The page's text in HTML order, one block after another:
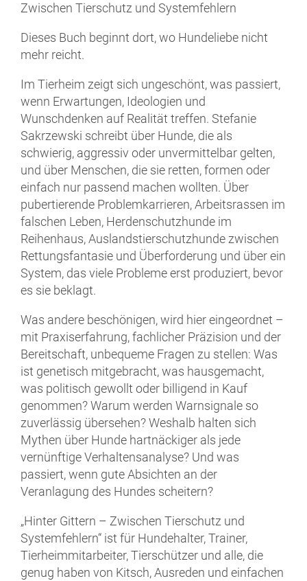
Zwischen Tierschutz und Systemfehlern
Dieses Buch beginnt dort, wo Hundeliebe nicht
mehr reicht.
Im Tierheim zeigt sich ungeschönt, was passiert,
wenn Erwartungen, Ideologien und
Wunschdenken auf Realität treffen. Stefanie
Sakrzewski schreibt über Hunde, die als
schwierig, aggressiv oder unvermittelbar gelten,
und über Menschen, die sie retten, formen oder
einfach nur passend machen wollten. Über
pubertierende Problemkarrieren, Arbeitsrassen im
falschen Leben, Herdenschutzhunde im
Reihenhaus, Auslandstierschutzhunde zwischen
Rettungsfantasie und Überforderung und über ein
System, das viele Probleme erst produziert, bevor
es sie beklagt.
Was andere beschönigen, wird hier eingeordnet –
mit Praxiserfahrung, fachlicher Präzision und der
Bereitschaft, unbequeme Fragen zu stellen: Was
ist genetisch mitgebracht, was hausgemacht,
was politisch gewollt oder billigend in Kauf
genommen? Warum werden Warnsignale so
zuverlässig übersehen? Weshalb halten sich
Mythen über Hunde hartnäckiger als jede
vernünftige Verhaltensanalyse? Und was
passiert, wenn gute Absichten an der
Veranlagung des Hundes scheitern?
„Hinter Gittern – Zwischen Tierschutz und
Systemfehlern“ ist für Hundehalter, Trainer,
Tierheimmitarbeiter, Tierschützer und alle, die
genug haben von Kitsch, Ausreden und einfachen